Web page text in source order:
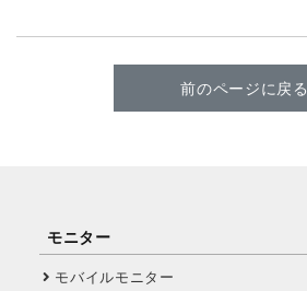
前のページに戻る
モニター
モバイルモニター